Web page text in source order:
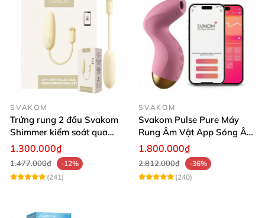
SVAKOM
Trứng rung 2 đầu Svakom
Shimmer kiểm soát qua
App kích thích đa điểm
1.300.000₫
1.477.000₫
-12%
(241)
SVAKOM
Svakom Pulse Pure Máy
Rung Âm Vật App Sóng Âm
Tăng Khoái Cảm
1.800.000₫
2.812.000₫
-36%
(240)